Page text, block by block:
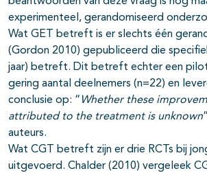
experimenteel, gerandomiseerd
Wat GET betreft is er slechts één
(Gordon 2010) gepubliceerd die
jaar) betreft. Dit betreft echter een
gering aantal deelnemers (n=22) en
conclusie op: “ Whether these
attributed to the treatment is unknown
auteurs.
Wat CGT betreft zijn er drie RCTs bij
uitgevoerd. Chalder (2010) vergeleek